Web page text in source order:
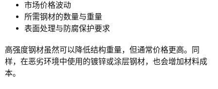
市场价格波动
所需钢材的数量与重量
表面处理与防腐保护要求
高强度钢材虽然可以降低结构重量，但通常价格更高。同
样，在恶劣环境中使用的镀锌或涂层钢材，也会增加材料成
本。